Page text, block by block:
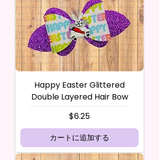
Happy Easter Glittered
Double Layered Hair Bow
価格
$6.25
カートに追加する